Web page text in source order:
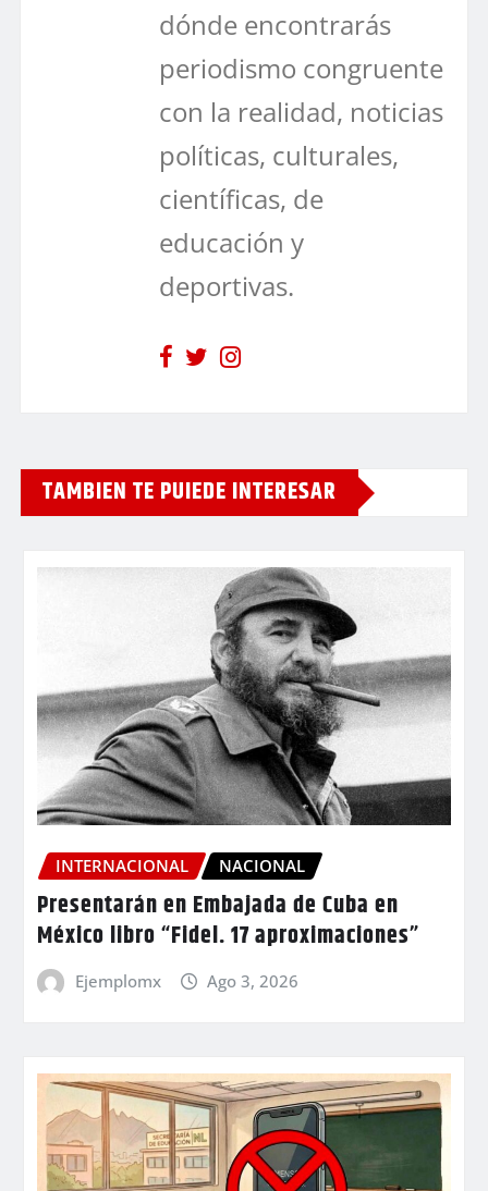
dónde encontrarás
periodismo congruente
con la realidad, noticias
políticas, culturales,
científicas, de
educación y
deportivas.
TAMBIEN TE PUIEDE INTERESAR
INTERNACIONAL NACIONAL
Presentarán en Embajada de Cuba en
México libro “Fidel. 17 aproximaciones”
Ejemplomx Ago 3, 2026